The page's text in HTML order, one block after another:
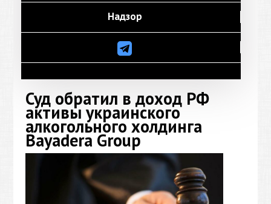
Надзор
Суд обратил в доход РФ
активы украинского
алкогольного холдинга
Bayadera Group